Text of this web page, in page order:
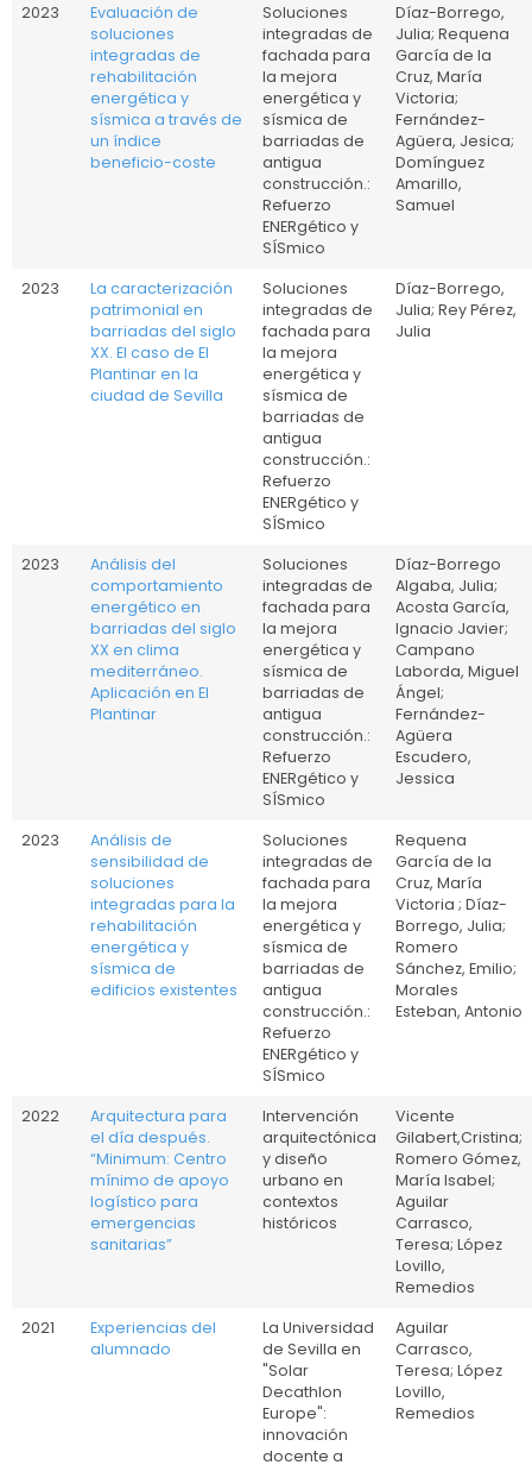
2023
Evaluación de
soluciones
integradas de
rehabilitación
energética y
sísmica a través de
un índice
beneficio-coste
Soluciones
integradas de
fachada para
la mejora
energética y
sísmica de
barriadas de
antigua
construcción.:
Refuerzo
ENERgético y
SÍSmico
Díaz-Borrego,
Julia; Requena
García de la
Cruz, María
Victoria;
Fernández-
Agüera, Jesica;
Domínguez
Amarillo,
Samuel
2023
La caracterización
patrimonial en
barriadas del siglo
XX. El caso de El
Plantinar en la
ciudad de Sevilla
Soluciones
integradas de
fachada para
la mejora
energética y
sísmica de
barriadas de
antigua
construcción.:
Refuerzo
ENERgético y
SÍSmico
Díaz-Borrego,
Julia; Rey Pérez,
Julia
2023
Análisis del
comportamiento
energético en
barriadas del siglo
XX en clima
mediterráneo.
Aplicación en El
Plantinar
Soluciones
integradas de
fachada para
la mejora
energética y
sísmica de
barriadas de
antigua
construcción.:
Refuerzo
ENERgético y
SÍSmico
Díaz-Borrego
Algaba, Julia;
Acosta García,
Ignacio Javier;
Campano
Laborda, Miguel
Ángel;
Fernández-
Agüera
Escudero,
Jessica
2023
Análisis de
sensibilidad de
soluciones
integradas para la
rehabilitación
energética y
sísmica de
edificios existentes
Soluciones
integradas de
fachada para
la mejora
energética y
sísmica de
barriadas de
antigua
construcción.:
Refuerzo
ENERgético y
SÍSmico
Requena
García de la
Cruz, María
Victoria ; Díaz-
Borrego, Julia;
Romero
Sánchez, Emilio;
Morales
Esteban, Antonio
2022
Arquitectura para
el día después.
“Minimum: Centro
mínimo de apoyo
logístico para
emergencias
sanitarias”
Intervención
arquitectónica
y diseño
urbano en
contextos
históricos
Vicente
Gilabert,Cristina;
Romero Gómez,
María Isabel;
Aguilar
Carrasco,
Teresa; López
Lovillo,
Remedios
2021
Experiencias del
alumnado
La Universidad
de Sevilla en
"Solar
Decathlon
Europe":
innovación
docente a
Aguilar
Carrasco,
Teresa; López
Lovillo,
Remedios